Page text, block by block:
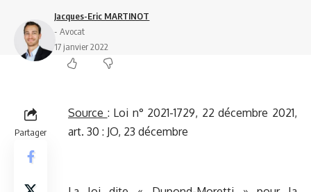
Jacques-Eric MARTINOT
- Avocat
17 janvier 2022
Partager
Source : Loi n° 2021-1729, 22 décembre 2021,
art. 30 : JO, 23 décembre